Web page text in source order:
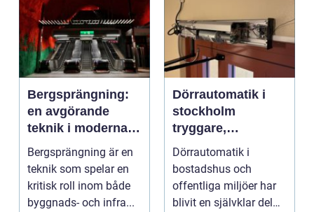
Bergsprängning:
en avgörande
teknik i moderna
byggprojekt
Bergsprängning är en
teknik som spelar en
kritisk roll inom både
byggnads- och infra...
Dörrautomatik i
stockholm
tryggare,
smidigare och mer
tillgängliga entréer
Dörrautomatik i
bostadshus och
offentliga miljöer har
blivit en självklar del